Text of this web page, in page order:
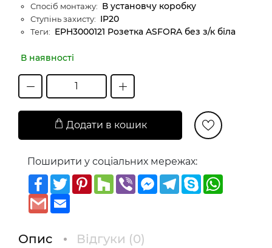
Спосіб монтажу: В установчу коробку
Ступінь захисту: IP20
Теги: EPH3000121 Розетка ASFORA без з/к біла
В наявності
Додати в кошик
Поширити у соціальних мережах:
Facebook
TwitterPinterest
HouzzViberMessenger
Telegram
Skype
Gmail
Опис Відгуки (0)